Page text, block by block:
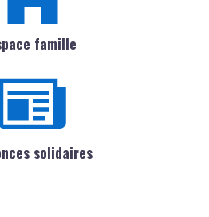
famille
solidaires